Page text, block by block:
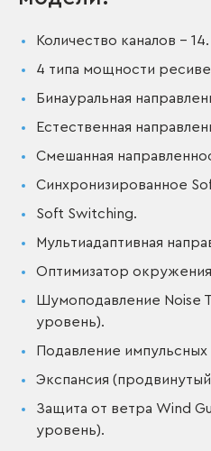
Количество каналов – 14.
4 типа мощности
Бинауральная
Естественная
Смешанная
Синхронизированное
Soft Switching.
Мультиадаптивная
Оптимизатор
Шумоподавление Noise
уровень).
Подавление
Экспансия
Защита от ветра Wind
уровень).